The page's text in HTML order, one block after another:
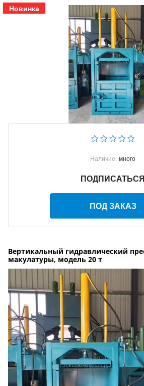
Новинка
Наличие: много
ПОДПИСАТЬСЯ
ПОД ЗАКАЗ
Вертикальный гидравлический
макулатуры, модель 20 т